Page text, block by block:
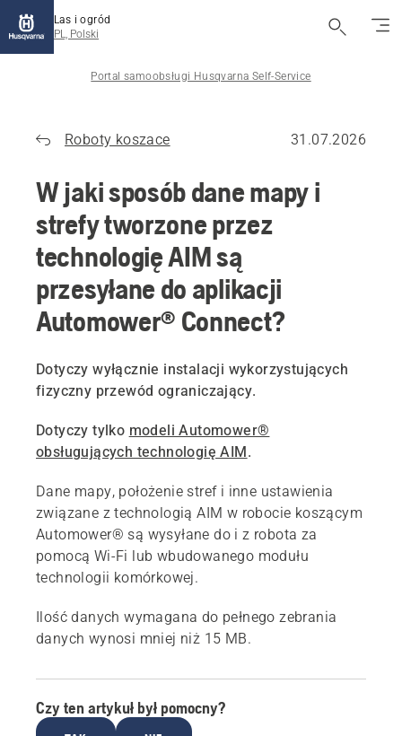
Las i ogród
PL, Polski
Portal samoobsługi Husqvarna Self-Service
Roboty koszace 31.07.2026
W jaki sposób dane mapy i
strefy tworzone przez
technologię AIM są
przesyłane do aplikacji
Automower® Connect?
Dotyczy wyłącznie instalacji wykorzystujących
fizyczny przewód ograniczający.
Dotyczy tylko modeli Automower®
obsługujących technologię AIM.
Dane mapy, położenie stref i inne ustawienia
związane z technologią AIM w robocie koszącym
Automower® są wysyłane do i z robota za
pomocą Wi-Fi lub wbudowanego modułu
technologii komórkowej.
Ilość danych wymagana do pełnego zebrania
danych wynosi mniej niż 15 MB.
Czy ten artykuł był pomocny?